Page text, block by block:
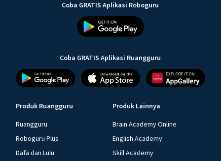
Coba GRATIS Aplikasi Roboguru
Coba GRATIS Aplikasi Ruangguru
Produk Ruangguru
Ruangguru
Roboguru Plus
Dafa dan Lulu
Produk Lainnya
Brain Academy Online
English Academy
Skill Academy